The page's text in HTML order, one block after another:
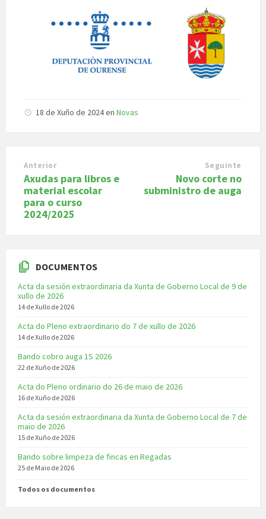
18 de Xuño de 2024en Novas
Anterior
Axudas para libros e
material escolar
para o curso
2024/2025
Seguinte
Novo corte no
subministro de auga
DOCUMENTOS
Acta da sesión extraordinaria da Xunta de Goberno Local de 9 de
xullo de 2026
14 de Xullo de 2026
Acta do Pleno extraordinario do 7 de xullo de 2026
14 de Xullo de 2026
Bando cobro auga 1S 2026
22 de Xuño de 2026
Acta do Pleno ordinario do 26 de maio de 2026
16 de Xuño de 2026
Acta da sesión extraordinaria da Xunta de Goberno Local de 7 de
maio de 2026
15 de Xuño de 2026
Bando sobre limpeza de fincas en Regadas
25 de Maio de 2026
Todos os documentos